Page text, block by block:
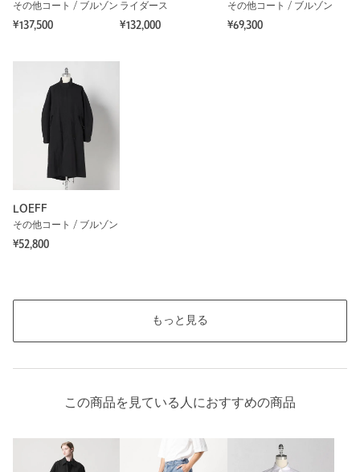
その他コート / ブルゾン
¥137,500
ライダース
¥132,000
その他コート / ブルゾン
¥69,300
LOEFF
その他コート / ブルゾン
¥52,800
もっと見る
この商品を見ている人におすすめの商品